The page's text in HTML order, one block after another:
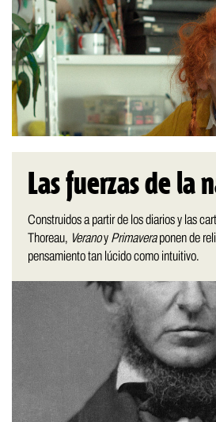
Las fuerzas de la
Construidos a partir de los diarios y las
Thoreau, Veranoy Primaveraponen de
pensamiento tan lúcido como intuitivo.